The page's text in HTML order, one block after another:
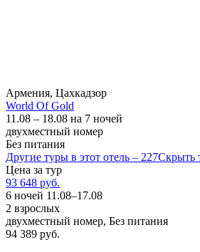
Армения, Цахкадзор
World Of Gold
11.08 – 18.08 на 7 ночей
двухместный номер
Без питания
Другие туры в этот отель – 227Скрыть
Цена за тур
93 648 руб.
6 ночей 11.08–17.08
2 взрослых
двухместный номер, Без питания
94 389 руб.